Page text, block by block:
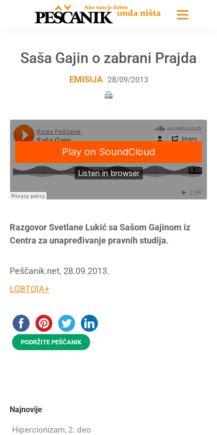
Saša Gajin o zabrani Prajda
EMISIJA 28/09/2013
Razgovor Svetlane Lukić sa Sašom Gajinom iz
Centra za unapređivanje pravnih studija.
Peščanik.net, 28.09.2013.
LGBTQIA+
PODRŽITE PEŠČANIK
Najnovije
Hipercionizam, 2. deo